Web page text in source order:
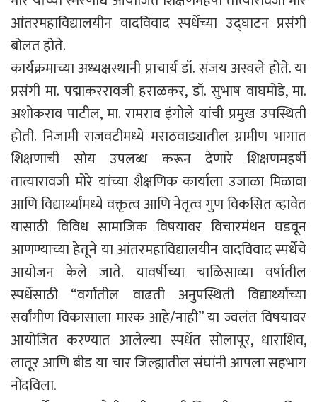
आंतरमहाविद्यालयीन वादविवाद स्पर्धेच्या उद्घाटन प्रसंगी
बोलत होते.
कार्यक्रमाच्या अध्यक्षस्थानी प्राचार्य डॉ. संजय अस्वले होते. या
प्रसंगी मा. पद्माकररावजी हराळकर, डॉ. सुभाष वाघमोडे, मा.
अशोकराव पाटील, मा. रामराव इंगोले यांची प्रमुख उपस्थिती
होती. निजामी राजवटीमध्ये मराठवाड्यातील ग्रामीण भागात
शिक्षणाची सोय उपलब्ध करून देणारे शिक्षणमहर्षी
तात्यारावजी मोरे यांच्या शैक्षणिक कार्याला उजाळा मिळावा
आणि विद्यार्थ्यांमध्ये वक्तृत्व आणि नेतृत्व गुण विकसित व्हावेत
यासाठी विविध सामाजिक विषयावर विचारमंथन घडवून
आणण्याच्या हेतूने या आंतरमहाविद्यालयीन वादविवाद स्पर्धेचे
आयोजन केले जाते. यावर्षीच्या चाळिसाव्या वर्षातील
स्पर्धेसाठी “वर्गातील वाढती अनुपस्थिती विद्यार्थ्यांच्या
सर्वांगीण विकासाला मारक आहे/नाही” या ज्वलंत विषयावर
आयोजित करण्यात आलेल्या स्पर्धेत सोलापूर, धाराशिव,
लातूर आणि बीड या चार जिल्ह्यातील संघांनी आपला सहभाग
नोंदविला.